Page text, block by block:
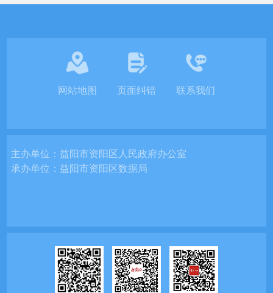
网站地图 页面纠错 联系我们
主办单位：益阳市资阳区人民政府办公室
承办单位：益阳市资阳区数据局